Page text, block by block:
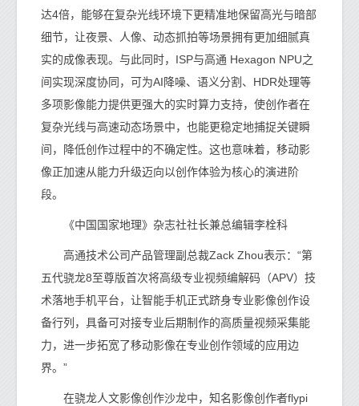
达4倍，能够在复杂光线环境下更精准地保留高光与暗部
细节，让夜景、人像、动态抓拍等场景拥有更加细腻真
实的成像表现。与此同时，ISP与高通 Hexagon NPU之
间实现深度协同，可为AI降噪、语义分割、HDR处理等
多项影像能力提供更强大的实时算力支持，使创作者在
复杂光线与高速动态场景中，也能更稳定地捕捉关键瞬
间，降低创作过程中的不确定性。这也意味着，移动影
像正加速从能力升级迈向以创作体验为核心的演进阶
段。
《中国国家地理》杂志社社长兼总编辑李栓科
高通技术公司产品管理副总裁Zack Zhou表示：“第
五代骁龙8至尊版首次将高级专业视频编解码（APV）技
术落地手机平台，让智能手机正式跻身专业影像创作设
备行列，具备可对接专业后期制作的高质量视频采集能
力，进一步拓宽了移动影像在专业创作领域的应用边
界。”
在骁龙人文影像创作沙龙中，知名影像创作者flypi